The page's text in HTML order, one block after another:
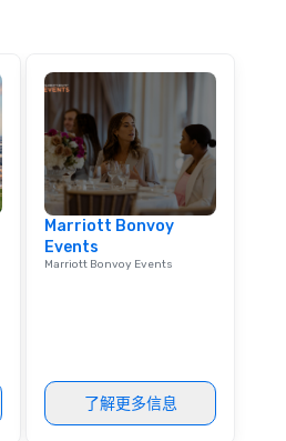
Marriott Bonvoy
Events
Marriott Bonvoy Events
了解更多信息